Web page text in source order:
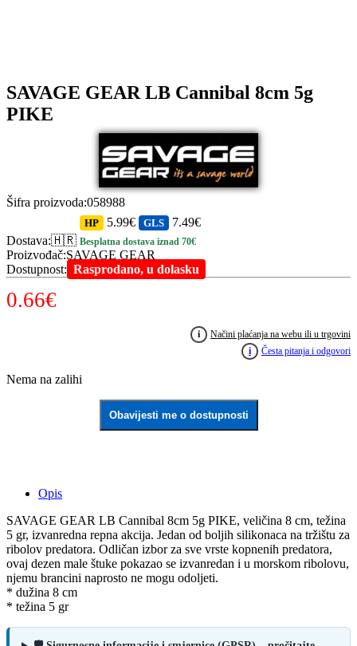
SAVAGE GEAR LB Cannibal 8cm 5g
PIKE
Šifra proizvoda:058988
Dostava:🇭🇷
HP 5.99€ GLS 7.49€
Besplatna dostava iznad 70€
Proizvođač:SAVAGE GEAR
Dostupnost: Rasprodano, u dolasku
0.66€
i
Načini plaćanja na webu ili u trgovini
i
Česta pitanja i odgovori
Nema na zalihi
Obavijesti me o dostupnosti
Opis
SAVAGE GEAR LB Cannibal 8cm 5g PIKE, veličina 8 cm, težina
5 gr, izvanredna repna akcija. Jedan od boljih silikonaca na tržištu za
ribolov predatora. Odličan izbor za sve vrste kopnenih predatora,
ovaj dezen male štuke pokazao se izvanredan i u morskom ribolovu,
njemu brancini naprosto ne mogu odoljeti.
* dužina 8 cm
* težina 5 gr